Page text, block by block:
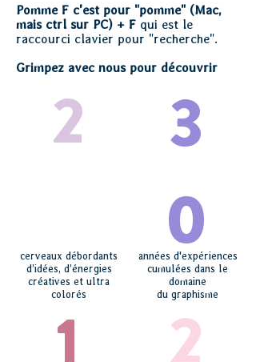
Pomme F c'est pour "pomme" (Mac,
mais ctrl sur PC) + F qui est le
raccourci clavier pour "recherche".
Grimpez avec nous pour découvrir
2
cerveaux débordants
d’idées, d’énergies
créatives et ultra
colorés
1
années d'expériences
cumulées dans le
domaine
du graphisme
3
0
2